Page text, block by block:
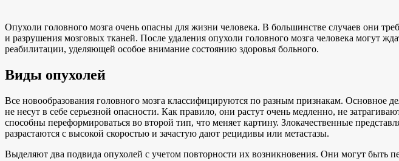
Опухоли головного мозга очень опасны для жизни человека. В большинстве случаев они
и разрушения мозговых тканей. После удаления опухоли головного мозга человека могут
реабилитации, уделяющей особое внимание состоянию здоровья больного.
Виды опухолей
Все новообразования головного мозга классифицируются по разным признакам. Основное
не несут в себе серьезной опасности. Как правило, они растут очень медленно, не
способны переформироваться во второй тип, что меняет картину. Злокачественные
разрастаются с высокой скоростью и зачастую дают рецидивы или метастазы.
Выделяют два подвида опухолей с учетом повторности их возникновения. Они могут быть